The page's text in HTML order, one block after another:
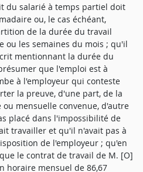
du salarié à temps partiel doit
ou, le cas échéant,
de la durée du travail
ou les semaines du mois ; qu'il
mentionnant la durée du
que l'emploi est à
à l'employeur qui conteste
la preuve, d'une part, de la
mensuelle convenue, d'autre
placé dans l'impossibilité de
travailler et qu'il n'avait pas à
de l'employeur ; qu'en
le contrat de travail de M. [O]
horaire mensuel de 86,67